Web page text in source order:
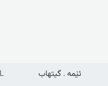
ئێمە . گیتهاب